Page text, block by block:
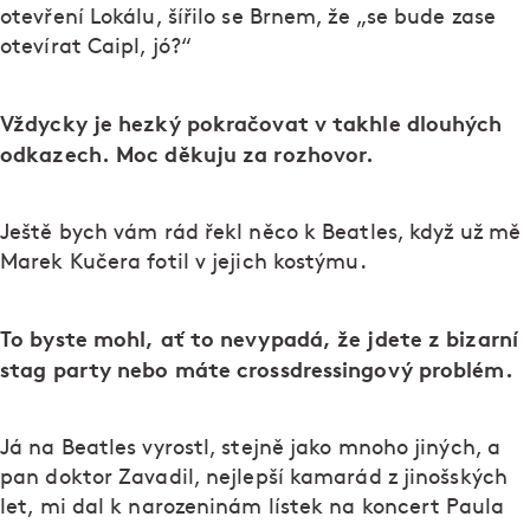
otevření Lokálu, šířilo se Brnem, že „se bude zase
otevírat Caipl, jó?“
Vždycky je hezký pokračovat v takhle dlouhých
odkazech. Moc děkuju za rozhovor.
Ještě bych vám rád řekl něco k Beatles, když už mě
Marek Kučera fotil v jejich kostýmu.
To byste mohl, ať to nevypadá, že jdete z bizarní
stag party nebo máte crossdressingový problém.
Já na Beatles vyrostl, stejně jako mnoho jiných, a
pan doktor Zavadil, nejlepší kamarád z jinošských
let, mi dal k narozeninám lístek na koncert Paula